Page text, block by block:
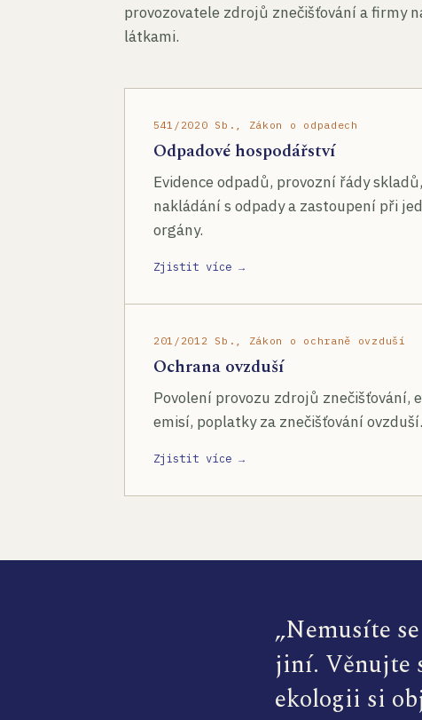
provozovatele zdrojů znečišťování a firmy
látkami.
541/2020 Sb., Zákon o odpadech
Odpadové hospodářství
Evidence odpadů, provozní řády
nakládání s odpady a zastoupení při
orgány.
Zjistit více →
201/2012 Sb., Zákon o ochraně ovzduší
Ochrana ovzduší
Povolení provozu zdrojů znečišťování,
emisí, poplatky za znečišťování ovzduší.
Zjistit více →
„Nemusíte
jiní. Věnujte
ekologii si